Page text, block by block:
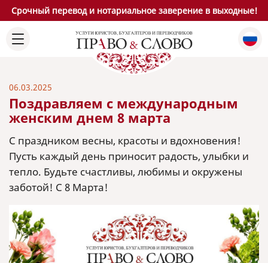
Срочный перевод и нотариальное заверение в выходные!
06.03.2025
Поздравляем с международным
женским днем 8 марта
С праздником весны, красоты и вдохновения!
Пусть каждый день приносит радость, улыбки и
тепло. Будьте счастливы, любимы и окружены
заботой! С 8 Марта!